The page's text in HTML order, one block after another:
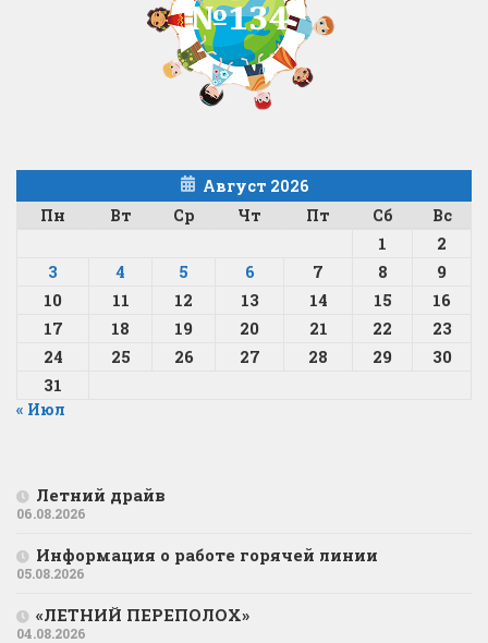
Август 2026
Пн
Вт Ср Чт Пт Сб Вс
1
2
3
4 5 6 7 8
9
10
11 12 13 14 15
16
17
18 19 20 21 22
23
24
25 26 27 28 29
30
31
« Июл
Летний драйв
06.08.2026
Информация о работе горячей линии
05.08.2026
«ЛЕТНИЙ ПЕРЕПОЛОХ»
04.08.2026